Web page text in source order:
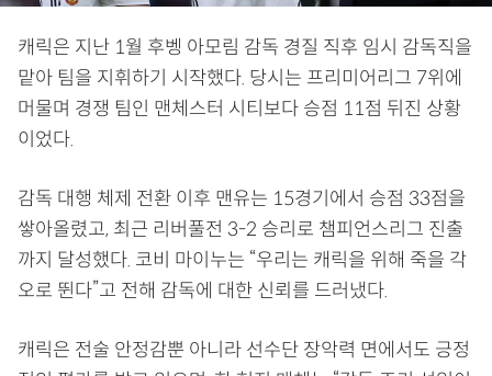
캐릭은 지난 1월 후벵 아모림 감독 경질 직후 임시 감독직을
맡아 팀을 지휘하기 시작했다. 당시는 프리미어리그 7위에
머물며 경쟁 팀인 맨체스터 시티보다 승점 11점 뒤진 상황
이었다.
감독 대행 체제 전환 이후 맨유는 15경기에서 승점 33점을
쌓아올렸고, 최근 리버풀전 3-2 승리로 챔피언스리그 진출
까지 달성했다. 코비 마이누는 “우리는 캐릭을 위해 죽을 각
오로 뛴다”고 전해 감독에 대한 신뢰를 드러냈다.
캐릭은 전술 안정감뿐 아니라 선수단 장악력 면에서도 긍정